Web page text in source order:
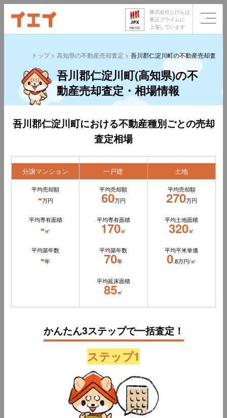
株式会社じげんは
東証プライムに
上場しています
トップ 高知県の不動産売却査定 吾川郡仁淀川町の不動産売却査定
吾川郡仁淀川町(高知県)の不
動産売却査定・相場情報
吾川郡仁淀川町における不動産種別ごとの売却
査定相場
分譲マンション
平均売却額
-万円
平均専有面積
-㎡
平均築年数
-年
一戸建
平均売却額
60万円
平均専有面積
170㎡
平均築年数
70年
平均延床面積
85㎡
土地
平均売却額
270万円
平均土地面積
320㎡
平均平米単価
0.8万円/㎡
かんたん3ステップで一括査定！
ステップ1